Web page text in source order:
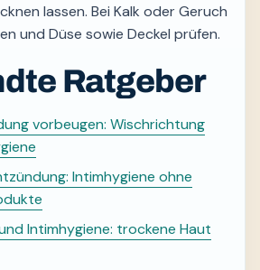
lassen. Bei Kalk oder Geruch
und Düse sowie Deckel prüfen.
Ratgeber
vorbeugen: Wischrichtung
Intimhygiene ohne
Intimhygiene: trockene Haut